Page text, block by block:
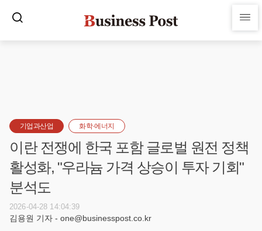
기업과산업 화학·에너지
이란 전쟁에 한국 포함 글로벌 원전 정책
활성화, "우라늄 가격 상승이 투자 기회"
분석도
2026-04-28 14:04:39
김용원 기자 - one@businesspost.co.kr